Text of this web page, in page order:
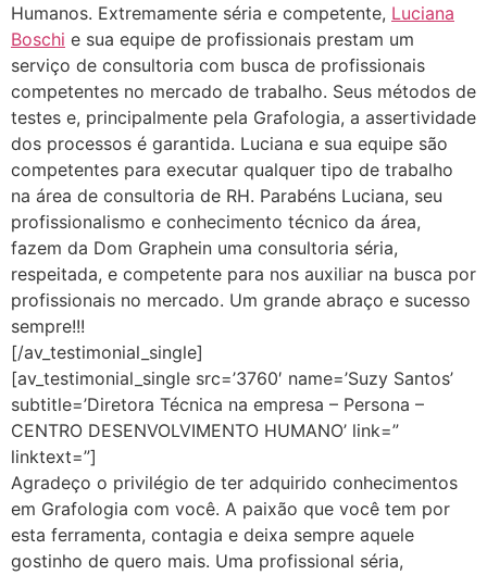
Humanos. Extremamente séria e competente, Luciana
Boschi e sua equipe de profissionais prestam um
serviço de consultoria com busca de profissionais
competentes no mercado de trabalho. Seus métodos de
testes e, principalmente pela Grafologia, a assertividade
dos processos é garantida. Luciana e sua equipe são
competentes para executar qualquer tipo de trabalho
na área de consultoria de RH. Parabéns Luciana, seu
profissionalismo e conhecimento técnico da área,
fazem da Dom Graphein uma consultoria séria,
respeitada, e competente para nos auxiliar na busca por
profissionais no mercado. Um grande abraço e sucesso
sempre!!!
[/av_testimonial_single]
[av_testimonial_single src=’3760′ name=’Suzy Santos’
subtitle=’Diretora Técnica na empresa – Persona –
CENTRO DESENVOLVIMENTO HUMANO’ link=”
linktext=”]
Agradeço o privilégio de ter adquirido conhecimentos
em Grafologia com você. A paixão que você tem por
esta ferramenta, contagia e deixa sempre aquele
gostinho de quero mais. Uma profissional séria,